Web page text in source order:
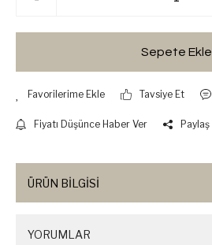
Sepete Ekle
Tavsiye Et
Fiyatı Düşünce Haber Ver Paylaş
ÜRÜN BİLGİSİ
YORUMLAR